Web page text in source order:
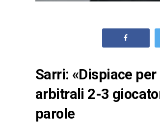
Sarri: «Dispiace
arbitrali 2-3
parole